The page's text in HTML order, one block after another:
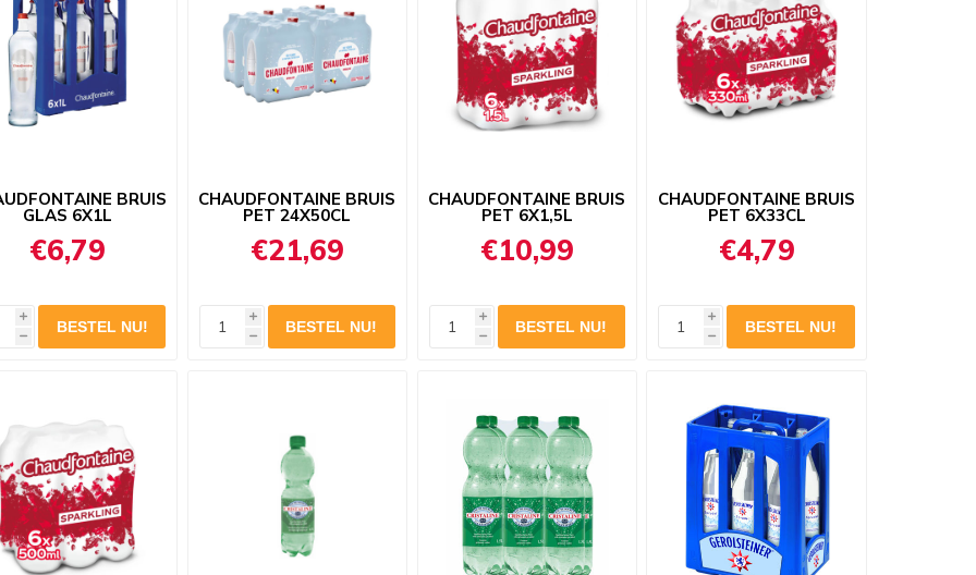
BRUIS
GLAS 6X1L
€6,79
i
h
CHAUDFONTAINE BRUIS
PET 24X50CL
€21,69
i
h
CHAUDFONTAINE BRUIS
PET 6X1,5L
€10,99
i
h
CHAUDFONTAINE BRUIS
PET 6X33CL
€4,79
i
h